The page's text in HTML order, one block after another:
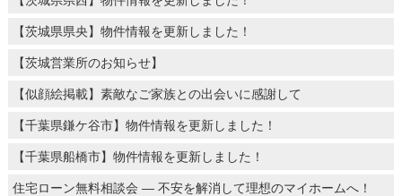
【茨城県県央】物件情報を更新しました！
【茨城営業所のお知らせ】
【似顔絵掲載】素敵なご家族との出会いに感謝して
【千葉県鎌ケ谷市】物件情報を更新しました！
【千葉県船橋市】物件情報を更新しました！
住宅ローン無料相談会 ― 不安を解消して理想のマイホームへ！